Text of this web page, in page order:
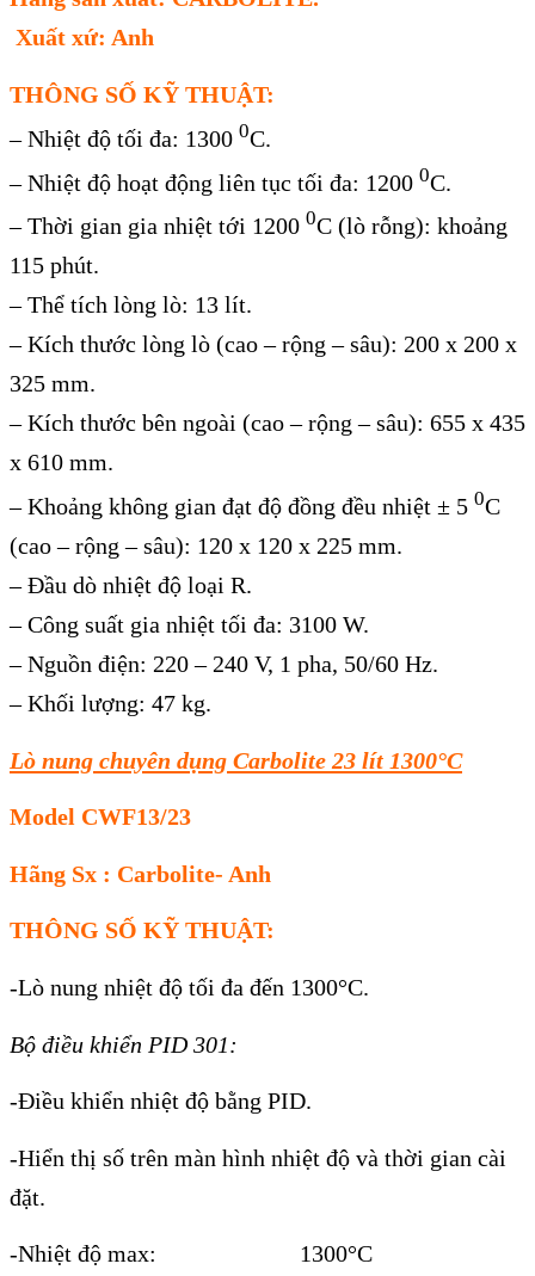
Xuất xứ: Anh
THÔNG SỐ KỸ THUẬT:
– Nhiệt độ tối đa: 1300 0C.
– Nhiệt độ hoạt động liên tục tối đa: 1200 0C.
– Thời gian gia nhiệt tới 1200 0C (lò rỗng): khoảng
115 phút.
– Thể tích lòng lò: 13 lít.
– Kích thước lòng lò (cao – rộng – sâu): 200 x 200 x
325 mm.
– Kích thước bên ngoài (cao – rộng – sâu): 655 x 435
x 610 mm.
– Khoảng không gian đạt độ đồng đều nhiệt ± 5 0C
(cao – rộng – sâu): 120 x 120 x 225 mm.
– Đầu dò nhiệt độ loại R.
– Công suất gia nhiệt tối đa: 3100 W.
– Nguồn điện: 220 – 240 V, 1 pha, 50/60 Hz.
– Khối lượng: 47 kg.
Lò nung chuyên dụng Carbolite 23 lít 1300°C
Model CWF13/23
Hãng Sx : Carbolite- Anh
THÔNG SỐ KỸ THUẬT:
-Lò nung nhiệt độ tối đa đến 1300°C.
Bộ điều khiển PID 301:
-Điều khiển nhiệt độ bằng PID.
-Hiển thị số trên màn hình nhiệt độ và thời gian cài
đặt.
-Nhiệt độ max: 1300°C